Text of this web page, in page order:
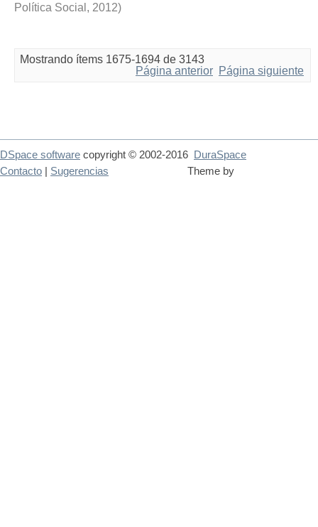
Política Social , 2012)
Mostrando ítems 1675-1694 de 3143
Página anterior Página siguiente
DSpace software copyright © 2002-2016
DuraSpace
Theme by
Contacto Sugerencias